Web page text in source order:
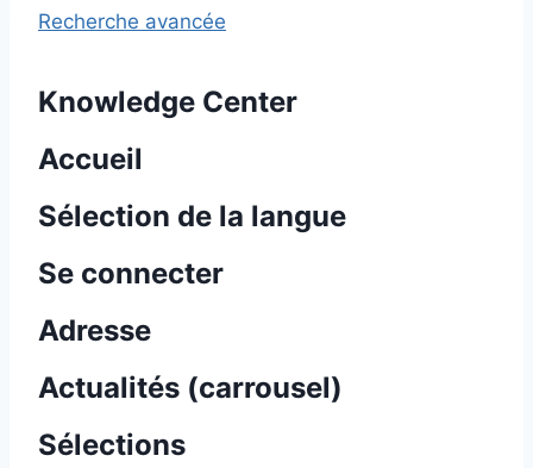
Recherche avancée
Knowledge Center
Accueil
Sélection de la langue
Se connecter
Adresse
Actualités (carrousel)
Sélections